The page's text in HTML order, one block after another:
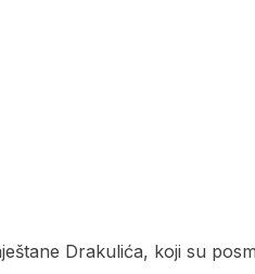
Drakulića, koji su